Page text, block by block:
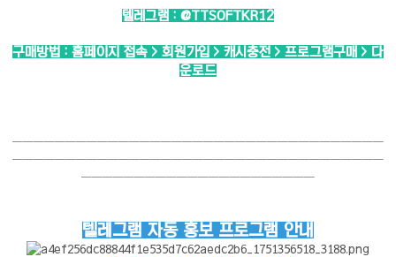
텔레그램 : @TTSOFTKR12
구매방법 : 홈페이지 접속 > 회원가입 > 캐시충전 > 프로그램구매 > 다
운로드
───────────────────────────────────
───────────────────────────────────
──────────────────────
텔레그램 자동 홍보 프로그램 안내